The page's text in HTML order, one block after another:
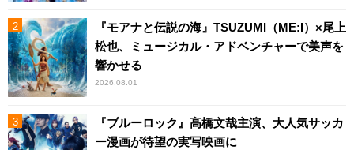
『モアナと伝説の海』TSUZUMI（ME:I）×尾上
松也、ミュージカル・アドベンチャーで美声を
響かせる
2026.08.01
『ブルーロック』高橋文哉主演、大人気サッカ
ー漫画が待望の実写映画に